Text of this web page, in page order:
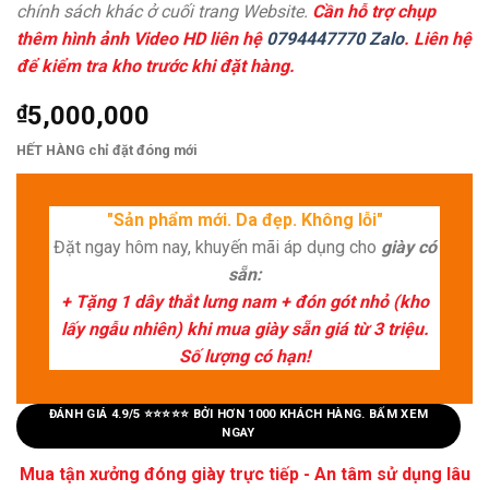
chính sách khác ở cuối trang Website. Cần hỗ trợ chụp
thêm hình ảnh Video HD liên hệ 0794447770 Zalo. Liên hệ
để kiểm tra kho trước khi đặt hàng.
₫5,000,000
HẾT HÀNG chỉ đặt đóng mới
"Sản phẩm mới. Da đẹp. Không lỗi"
Đặt ngay hôm nay, khuyến mãi áp dụng cho giày có
sẵn:
+ Tặng 1 dây thắt lưng nam + đón gót nhỏ (kho
lấy ngẫu nhiên) khi mua giày sẵn giá từ 3 triệu.
Số lượng có hạn!
ĐÁNH GIÁ 4.9/5 ⭐⭐⭐⭐⭐ BỞI HƠN 1000 KHÁCH HÀNG. BẤM XEM
NGAY
Mua tận xưởng đóng giày trực tiếp - An tâm sử dụng lâu